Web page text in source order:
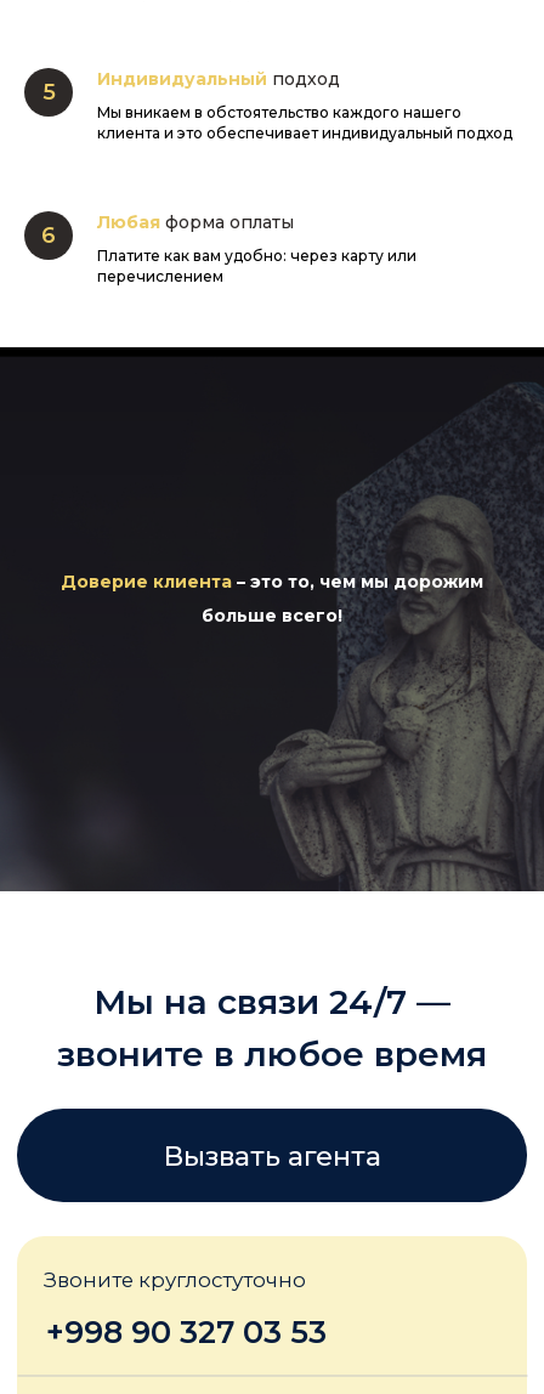
Индивидуальный подход
Мы вникаем в обстоятельство каждого нашего
клиента и это обеспечивает индивидуальный подход
Любая форма оплаты
Платите как вам удобно: через карту или
перечислением
Доверие клиента – это то, чем мы дорожим
больше всего!